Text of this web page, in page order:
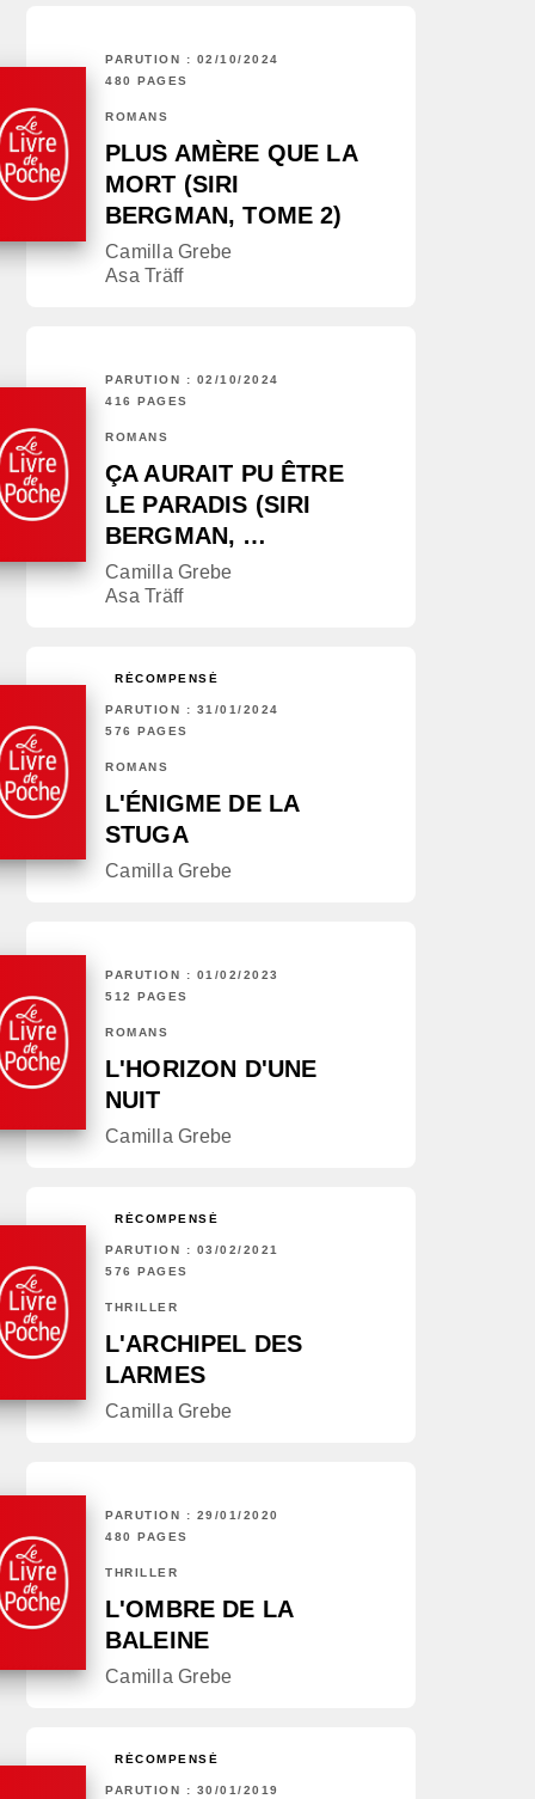
PARUTION : 02/10/2024
480 PAGES
ROMANS
PLUS AMÈRE QUE LA
MORT (SIRI
BERGMAN, TOME 2)
Camilla Grebe
Asa Träff
PARUTION : 02/10/2024
416 PAGES
ROMANS
ÇA AURAIT PU ÊTRE
LE PARADIS (SIRI
BERGMAN, …
Camilla Grebe
Asa Träff
RÉCOMPENSÉ
PARUTION : 31/01/2024
576 PAGES
ROMANS
L'ÉNIGME DE LA
STUGA
Camilla Grebe
PARUTION : 01/02/2023
512 PAGES
ROMANS
L'HORIZON D'UNE
NUIT
Camilla Grebe
RÉCOMPENSÉ
PARUTION : 03/02/2021
576 PAGES
THRILLER
L'ARCHIPEL DES
LARMES
Camilla Grebe
PARUTION : 29/01/2020
480 PAGES
THRILLER
L'OMBRE DE LA
BALEINE
Camilla Grebe
RÉCOMPENSÉ
PARUTION : 30/01/2019